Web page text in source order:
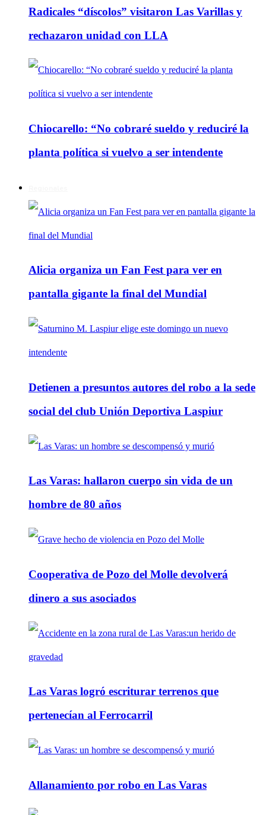
Radicales “díscolos” visitaron Las Varillas y
rechazaron unidad con LLA
Chiocarello: “No cobraré sueldo y reduciré la
planta política si vuelvo a ser intendente
Alicia organiza un Fan Fest para ver en
pantalla gigante la final del Mundial
Detienen a presuntos autores del robo a la sede
social del club Unión Deportiva Laspiur
Las Varas: hallaron cuerpo sin vida de un
hombre de 80 años
Cooperativa de Pozo del Molle devolverá
dinero a sus asociados
Las Varas logró escriturar terrenos que
pertenecían al Ferrocarril
Allanamiento por robo en Las Varas